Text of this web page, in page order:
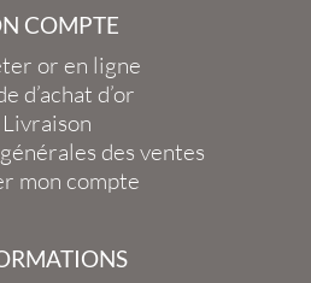
COMPTE
or en ligne
d’achat d’or
Livraison
des ventes
mon compte